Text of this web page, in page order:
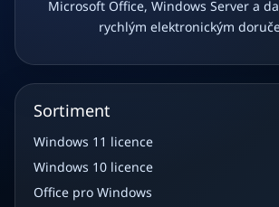
Microsoft Office, Windows Server a
rychlým elektronickým
Sortiment
Windows 11 licence
Windows 10 licence
Office pro Windows